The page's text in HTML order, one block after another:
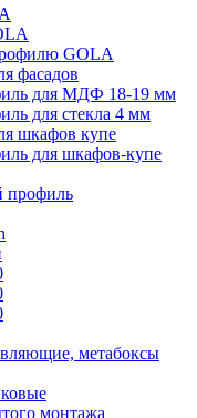
GOLA
фасадов
для МДФ 18-19 мм
для стекла 4 мм
шкафов купе
для шкафов-купе
профиль
метабоксы
монтажа